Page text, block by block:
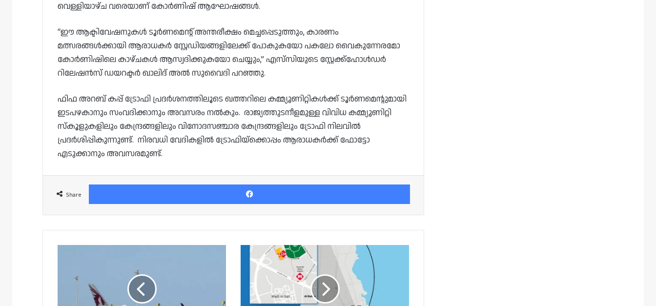
വെള്ളിയാഴ്ച വരെയാണ് കോർണിഷ് ആഘോഷങ്ങൾ.
“ഈ ആക്ടിവേഷനുകൾ ടൂർണമെന്റ് അന്തരീക്ഷം മെച്ചപ്പെടുത്തും, കാരണം
മത്സരങ്ങൾക്കായി ആരാധകർ സ്റ്റേഡിയങ്ങളിലേക്ക് പോകുകയോ പകലോ വൈകുന്നേരമോ
കോർണിഷിലെ കാഴ്ചകൾ ആസ്വദിക്കുകയോ ചെയ്യും,” എസ്‌സിയുടെ സ്റ്റേക്ക്‌ഹോൾഡർ
റിലേഷൻസ് ഡയറക്ടർ ഖാലിദ് അൽ സുവൈദി പറഞ്ഞു.
ഫിഫ അറബ് കപ്പ് ട്രോഫി പ്രദർശനത്തിലൂടെ ഖത്തറിലെ കമ്മ്യൂണിറ്റികൾക്ക് ടൂർണമെന്റുമായി
ഇടപഴകാനും സംവദിക്കാനും അവസരം നൽകും. രാജ്യത്തുടനീളമുള്ള വിവിധ കമ്മ്യൂണിറ്റി
സ്കൂളുകളിലും കേന്ദ്രങ്ങളിലും വിനോദസഞ്ചാര കേന്ദ്രങ്ങളിലും ട്രോഫി നിലവിൽ
പ്രദർശിപ്പികുന്നുണ്ട്. നിരവധി വേദികളിൽ ട്രോഫിയ്‌ക്കൊപ്പം ആരാധകർക്ക് ഫോട്ടോ
എടുക്കാനും അവസരമുണ്ട്.
Share
Facebook
സർവീസും
ചൊവ്വാഴ്ച
മുതൽ
ഖലീഫ
ഹബ്ബിൽ